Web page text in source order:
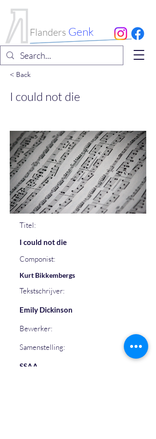
Flanders Genk
< Back
I could not die
Titel:
I could not die
Componist:
Kurt Bikkembergs
Tekstschrijver:
Emily Dickinson
Bewerker:
Samenstelling:
SSAA